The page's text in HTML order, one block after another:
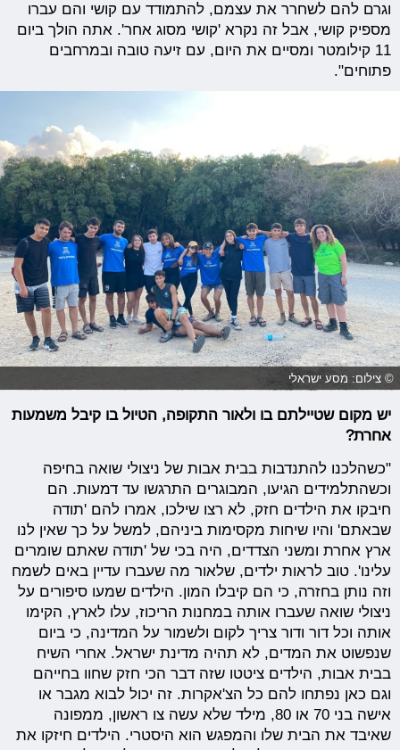
וגרם להם לשחרר את עצמם, להתמודד עם קושי והם עברו
מספיק קושי, אבל זה נקרא 'קושי מסוג אחר'. אתה הולך ביום
11 קילומטר ומסיים את היום, עם זיעה טובה ובמרחבים
פתוחים".
© צילום: מסע ישראלי
יש מקום שטיילתם בו ולאור התקופה, הטיול בו קיבל משמעות
אחרת?
"כשהלכנו להתנדבות בבית אבות של ניצולי שואה בחיפה
וכשהתלמידים הגיעו, המבוגרים התרגשו עד דמעות. הם
חיבקו את הילדים חזק, לא רצו שילכו, אמרו להם 'תודה
שבאתם' והיו שיחות מקסימות ביניהם, למשל על כך שאין לנו
ארץ אחרת ומשני הצדדים, היה בכי של 'תודה שאתם שומרים
עלינו'. טוב לראות ילדים, שלאור מה שעברו עדיין באים לשמח
וזה נותן בחזרה, כי הם קיבלו המון. הילדים שמעו סיפורים על
ניצולי שואה שעברו אותה במחנות הריכוז, עלו לארץ, הקימו
אותה וכל דור ודור צריך לקום ולשמור על המדינה, כי ביום
שנפשוט את המדים, לא תהיה מדינת ישראל. אחרי השיח
בבית אבות, הילדים ציטטו שזה דבר הכי חזק שחוו בחייהם
וגם כאן נפתחו להם כל הצ'אקרות. זה יכול לבוא מגבר או
אישה בני 70 או 80, מילד שלא עשה צו ראשון, ממפונה
שאיבד את הבית שלו והמפגש הוא היסטרי. הילדים חיזקו את